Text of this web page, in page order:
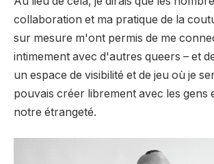
collaboration et ma pratique de la
sur mesure m'ont permis de me
intimement avec d'autres queers – et
un espace de visibilité et de jeu où je
pouvais créer librement avec les gens
notre étrangeté.